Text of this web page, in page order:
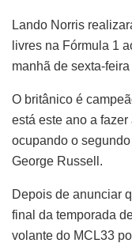
Lando Norris
livres na Fórmula 1
manhã de sexta-
O britânico é
está este ano a
ocupando o
George Russell.
Depois de anunciar
final da temporada
volante do MCL33